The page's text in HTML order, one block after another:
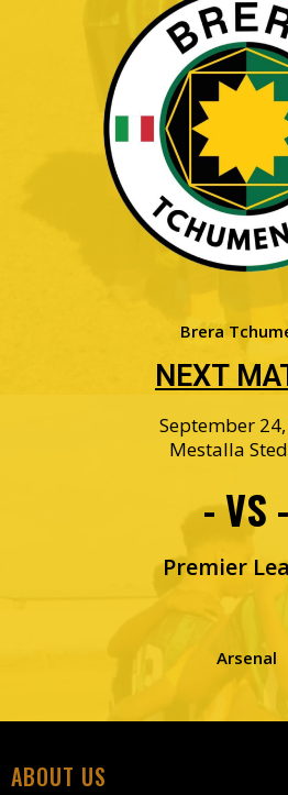
Brera
NEXT
September
Mestalla
- VS -
Premier
Arsenal
ABOUT US